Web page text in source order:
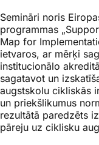
Semināri noris
programmas „
Map for
ietvaros, ar mērķi
institucionālo
sagatavot un
augstskolu cikliskās
un priekšlikumus
rezultātā paredzēts
pāreju uz ciklisku